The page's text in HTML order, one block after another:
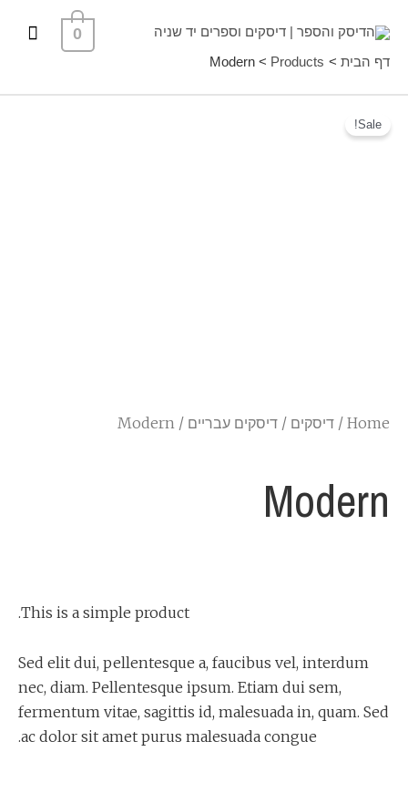
0
דף הבית Products
Modern
Sale!
Home
/ דיסקים / דיסקים עבריים / Modern
Modern
This is a simple product.
Sed elit dui, pellentesque a, faucibus vel, interdum
nec, diam. Pellentesque ipsum. Etiam dui sem,
fermentum vitae, sagittis id, malesuada in, quam. Sed
ac dolor sit amet purus malesuada congue.